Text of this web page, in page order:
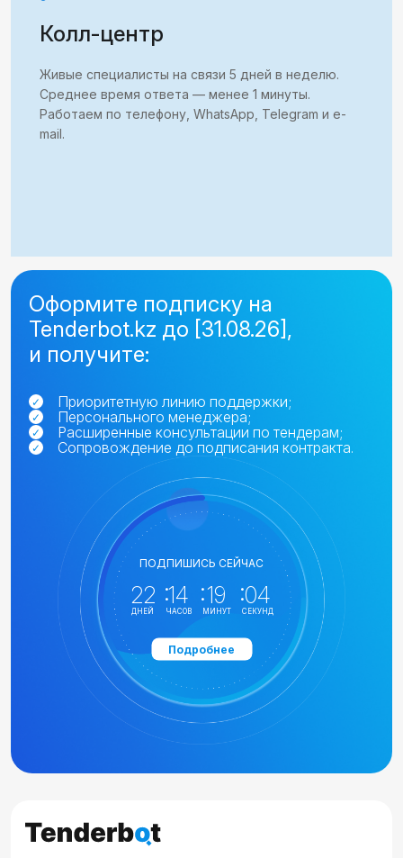
Колл-центр
Живые специалисты на связи 5 дней в неделю.
Среднее время ответа — менее 1 минуты.
Работаем по телефону, WhatsApp, Telegram и e-
mail.
Оформите подписку на
Tenderbot.kz до [31.08.26],
и получите:
Приоритетную линию поддержки;
Персонального менеджера;
Расширенные консультации по тендерам;
Сопровождение до подписания контракта.
ПОДПИШИСЬ СЕЙЧАС
22
ДНЕЙ
14
ЧАСОВ
19
МИНУТ
04
СЕКУНД
Подробнее